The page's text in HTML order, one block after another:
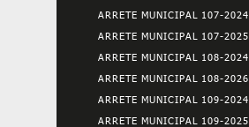
ARRETE MUNICIPAL 107-2024
ARRETE MUNICIPAL 107-2025
ARRETE MUNICIPAL 108-2024
ARRETE MUNICIPAL 108-2026
ARRETE MUNICIPAL 109-2024
ARRETE MUNICIPAL 109-2025